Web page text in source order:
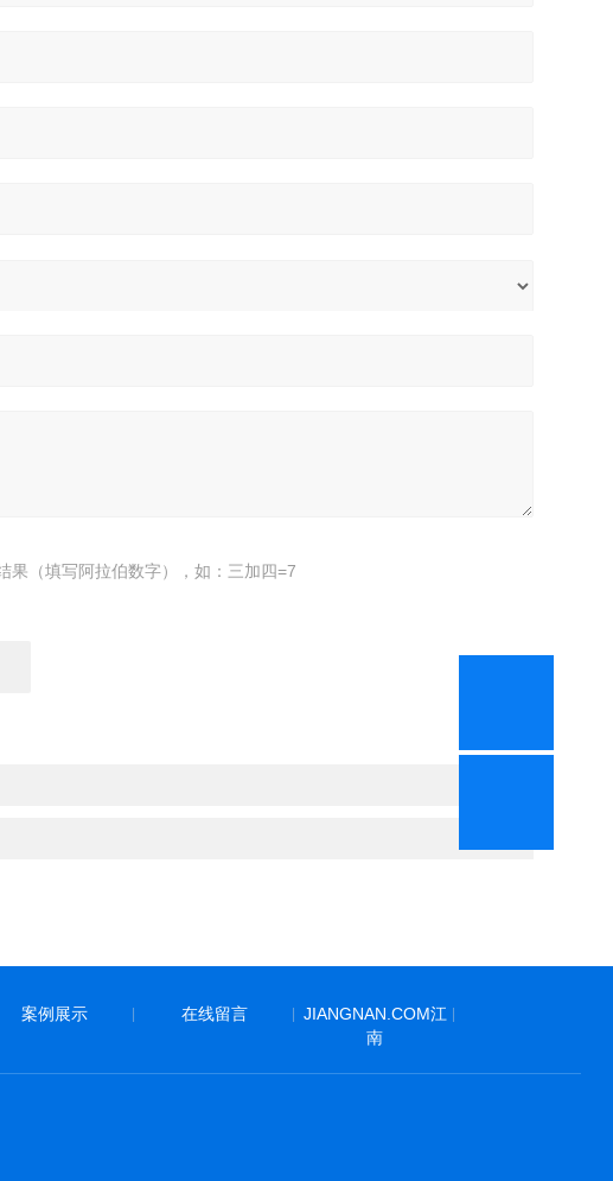
果（填写阿拉伯数字），如：三加四=7
案例展示 在线留言
JIANGNAN.COM江
南